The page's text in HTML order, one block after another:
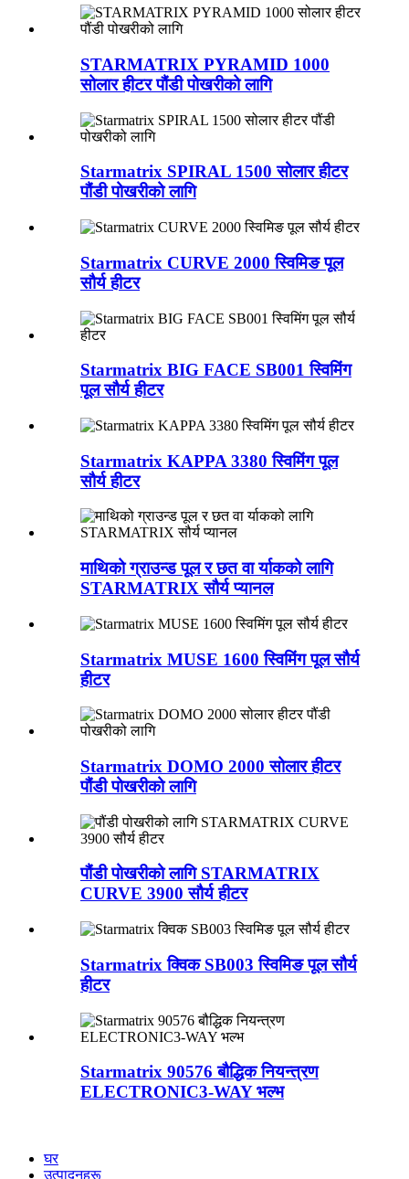
STARMATRIX PYRAMID 1000
सोलार हीटर पौंडी पोखरीको लागि
Starmatrix SPIRAL 1500 सोलार हीटर
पौंडी पोखरीको लागि
Starmatrix CURVE 2000 स्विमिङ पूल
सौर्य हीटर
Starmatrix BIG FACE SB001 स्विमिंग
पूल सौर्य हीटर
Starmatrix KAPPA 3380 स्विमिंग पूल
सौर्य हीटर
माथिको ग्राउन्ड पूल र छत वा र्याकको लागि
STARMATRIX सौर्य प्यानल
Starmatrix MUSE 1600 स्विमिंग पूल सौर्य
हीटर
Starmatrix DOMO 2000 सोलार हीटर
पौंडी पोखरीको लागि
पौंडी पोखरीको लागि STARMATRIX
CURVE 3900 सौर्य हीटर
Starmatrix क्विक SB003 स्विमिङ पूल सौर्य
हीटर
Starmatrix 90576 बौद्धिक नियन्त्रण
ELECTRONIC3-WAY भल्भ
घर
उत्पादनहरू